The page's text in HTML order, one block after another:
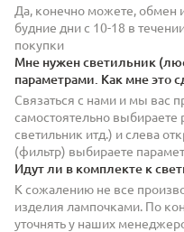
Да, конечно можете, обмен
будние дни с 10-18 в
покупки
Мне нужен светильник
параметрами. Как мне это
Связаться с нами и мы вас
самостоятельно выбираете
светильник итд.) и слева
(фильтр) выбираете
Идут ли в комплекте к
К сожалению не все
изделия лампочками. По
уточнять у наших